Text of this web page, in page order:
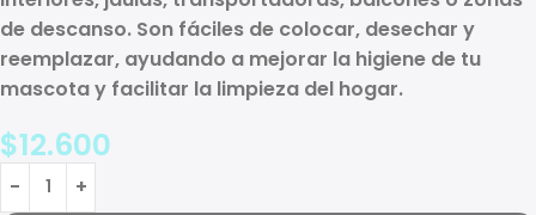
de descanso. Son fáciles de colocar, desechar y
reemplazar, ayudando a mejorar la higiene de tu
mascota y facilitar la limpieza del hogar.
$12.600